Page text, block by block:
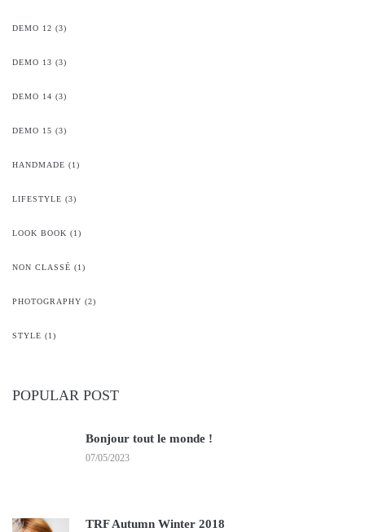
DEMO 12 (3)
DEMO 13 (3)
DEMO 14 (3)
DEMO 15 (3)
HANDMADE (1)
LIFESTYLE (3)
LOOK BOOK (1)
NON CLASSÉ (1)
PHOTOGRAPHY (2)
STYLE (1)
POPULAR POST
Bonjour tout le monde !
07/05/2023
TRF Autumn Winter 2018